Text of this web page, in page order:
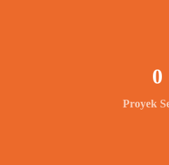
Proyek
0